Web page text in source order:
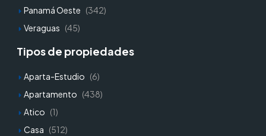
Panamá Oeste (342)
Veraguas (45)
Tipos de propiedades
Aparta-Estudio (6)
Apartamento (438)
Atico (1)
Casa (512)